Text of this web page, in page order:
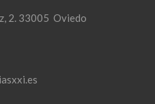
2. 33005 Oviedo